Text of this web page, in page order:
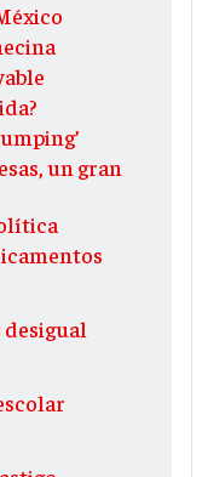
un gran
desigual